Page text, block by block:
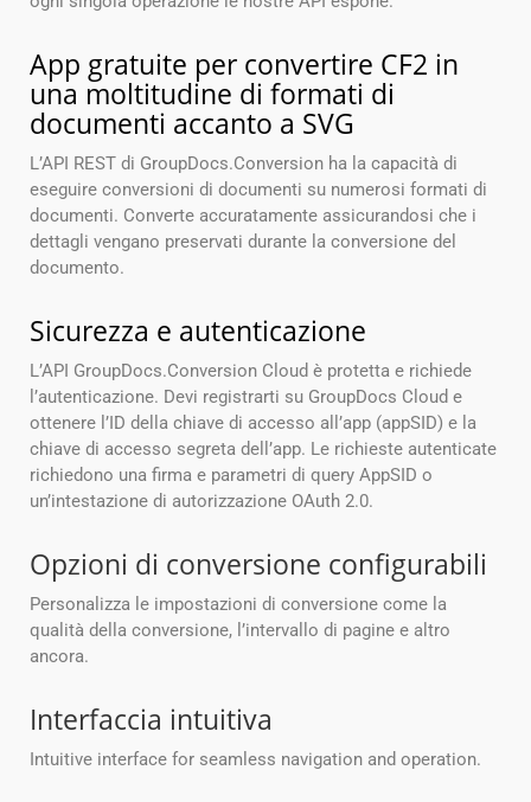
App gratuite per convertire CF2 in
una moltitudine di formati di
documenti accanto a SVG
L’API REST di GroupDocs.Conversion ha la capacità di
eseguire conversioni di documenti su numerosi formati di
documenti. Converte accuratamente assicurandosi che i
dettagli vengano preservati durante la conversione del
documento.
Sicurezza e autenticazione
L’API GroupDocs.Conversion Cloud è protetta e richiede
l’autenticazione. Devi registrarti su GroupDocs Cloud e
ottenere l’ID della chiave di accesso all’app (appSID) e la
chiave di accesso segreta dell’app. Le richieste autenticate
richiedono una firma e parametri di query AppSID o
un’intestazione di autorizzazione OAuth 2.0.
Opzioni di conversione configurabili
Personalizza le impostazioni di conversione come la
qualità della conversione, l’intervallo di pagine e altro
ancora.
Interfaccia intuitiva
Intuitive interface for seamless navigation and operation.